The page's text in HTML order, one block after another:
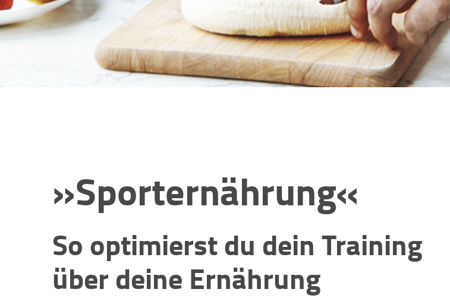
»Sporternährung«
So optimierst du dein Training
über deine Ernährung